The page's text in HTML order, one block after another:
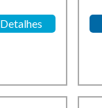
Detalhes